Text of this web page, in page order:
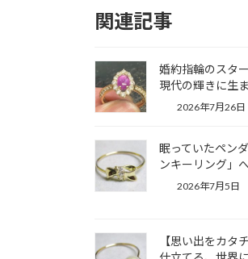
関連記事
婚約指輪のスタ
現代の輝きに生
2026年7月26日
眠っていたペン
ンキーリング」
2026年7月5日
【思い出をカタ